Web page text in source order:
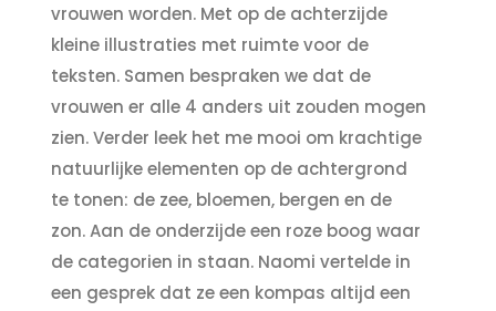
vrouwen worden. Met op de achterzijde
kleine illustraties met ruimte voor de
teksten. Samen bespraken we dat de
vrouwen er alle 4 anders uit zouden mogen
zien. Verder leek het me mooi om krachtige
natuurlijke elementen op de achtergrond
te tonen: de zee, bloemen, bergen en de
zon. Aan de onderzijde een roze boog waar
de categorien in staan. Naomi vertelde in
een gesprek dat ze een kompas altijd een